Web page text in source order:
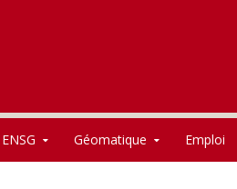
ENSG Géomatique Emploi